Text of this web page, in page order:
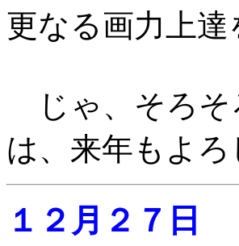
更なる画力上
じゃ、そろそ
は、来年もよろ
１２月２７日